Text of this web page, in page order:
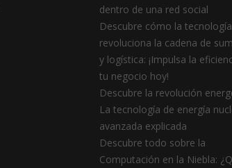
dentro de una red social
Descubre cómo la tecnología
revoluciona la cadena de
y logística: ¡Impulsa la
tu negocio hoy!
Descubre la revolución
La tecnología de energía
avanzada explicada
Descubre todo sobre la
Computación en la Niebla: